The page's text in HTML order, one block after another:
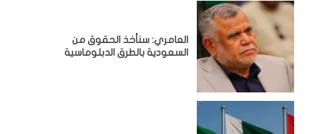
العامري: سنأخذ الحقوق من
السعودية بالطرق الدبلوماسية